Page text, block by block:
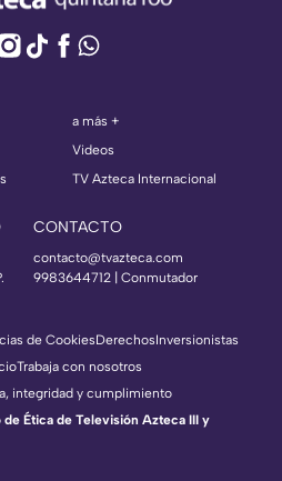
a más +
Videos
TV Azteca Internacional
CONTACTO
contacto@tvazteca.com
9983644712 | Conmutador
de CookiesDerechosInversionistas
Trabaja con nosotros
integridad y cumplimiento
Ética de Televisión Azteca III y